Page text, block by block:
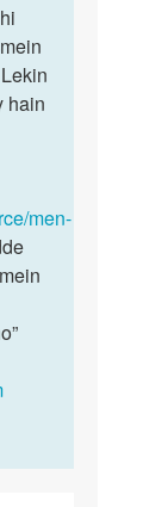
hain
men-